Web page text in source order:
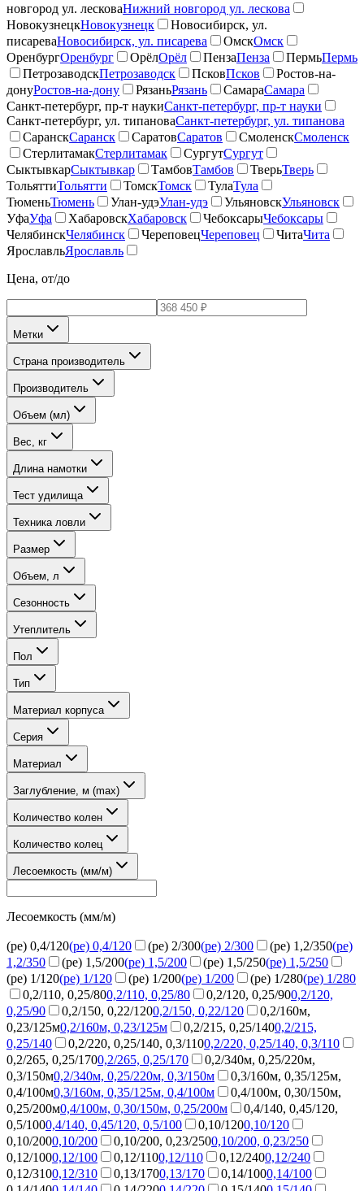
новгород ул. лесковаНижний новгород ул. лескова
НовокузнецкНовокузнецк
Новосибирск, ул.
писареваНовосибирск, ул. писарева ОмскОмск
ОренбургОренбург ОрёлОрёл ПензаПенза ПермьПермь
ПетрозаводскПетрозаводск ПсковПсков
Ростов-на-
донуРостов-на-дону РязаньРязань СамараСамара
Санкт-петербург, пр-т наукиСанкт-петербург, пр-т науки
Санкт-петербург, ул. типановаСанкт-петербург, ул. типанова
СаранскСаранск СаратовСаратов СмоленскСмоленск
СтерлитамакСтерлитамак СургутСургут
СыктывкарСыктывкар ТамбовТамбов ТверьТверь
ТольяттиТольятти ТомскТомск ТулаТула
ТюменьТюмень Улан-удэУлан-удэ УльяновскУльяновск
УфаУфа ХабаровскХабаровск ЧебоксарыЧебоксары
ЧелябинскЧелябинск ЧереповецЧереповец ЧитаЧита
ЯрославльЯрославль
Цена, от/до
Метки
Страна производитель
Производитель
Объем (мл)
Вес, кг
Длина намотки
Тест удилища
Техника ловли
Размер
Объем, л
Сезонность
Утеплитель
Пол
Тип
Материал корпуса
Серия
Материал
Заглубление, м (max)
Количество колен
Количество колец
Лесоемкость (мм/м)
Лесоемкость (мм/м)
(pe) 0,4/120(pe) 0,4/120 (pe) 2/300(pe) 2/300 (ре) 1,2/350(ре)
1,2/350
(ре) 1,5/200(ре) 1,5/200 (ре) 1,5/250(ре) 1,5/250
(ре) 1/120(ре) 1/120 (ре) 1/200(ре) 1/200 (ре) 1/280(ре) 1/280
0,2/110, 0,25/800,2/110, 0,25/80 0,2/120, 0,25/900,2/120,
0,25/90
0,2/150, 0,22/1200,2/150, 0,22/120
0,2/160м,
0,23/125м0,2/160м, 0,23/125м 0,2/215, 0,25/1400,2/215,
0,25/140
0,2/220, 0,25/140, 0,3/1100,2/220, 0,25/140, 0,3/110
0,2/265, 0,25/1700,2/265, 0,25/170
0,2/340м, 0,25/220м,
0,3/150м0,2/340м, 0,25/220м, 0,3/150м
0,3/160м, 0,35/125м,
0,4/100м0,3/160м, 0,35/125м, 0,4/100м
0,4/100м, 0,30/150м,
0,25/200м0,4/100м, 0,30/150м, 0,25/200м
0,4/140, 0,45/120,
0,5/1000,4/140, 0,45/120, 0,5/100 0,10/1200,10/120
0,10/2000,10/200 0,10/200, 0,23/2500,10/200, 0,23/250
0,12/1000,12/100 0,12/1100,12/110 0,12/2400,12/240
0,12/3100,12/310 0,13/1700,13/170 0,14/1000,14/100